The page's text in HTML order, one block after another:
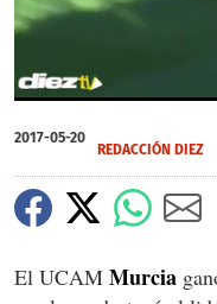
of
1
59
seconds
2017-05-20
REDACCIÓN DIEZ
El UCAM Murcia